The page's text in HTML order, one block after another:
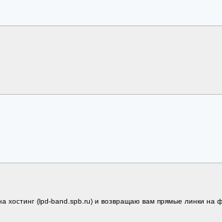
хостинг (lpd-band.spb.ru) и возвращаю вам прямые линки на